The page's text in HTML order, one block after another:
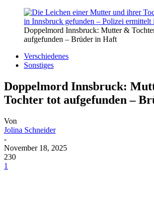
Doppelmord Innsbruck: Mutter &
aufgefunden – Brüder in Haft
Verschiedenes
Sonstiges
Doppelmord Innsbruck:
Tochter tot aufgefunden –
Von
Jolina Schneider
-
November 18, 2025
230
1